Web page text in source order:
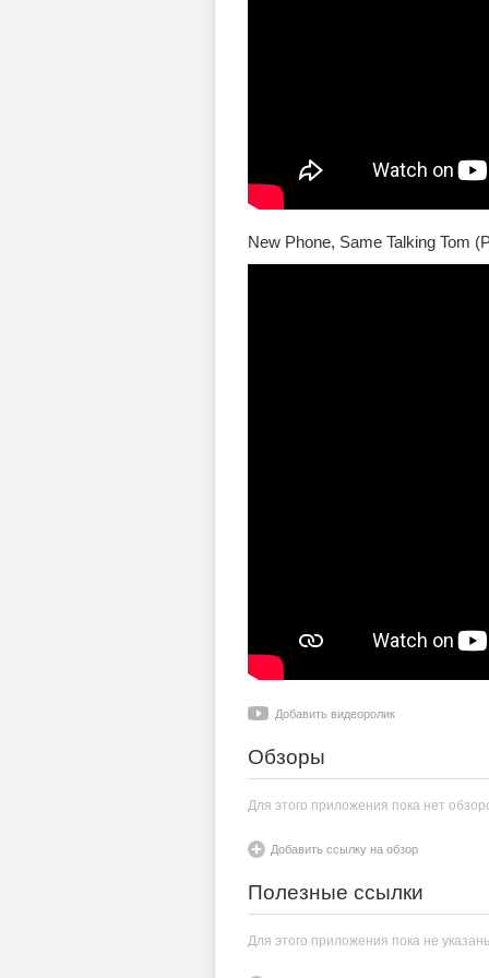
New Phone, Same Talking Tom
Добавить видеоролик
Обзоры
Для этого приложения пока нет
Добавить ссылку на обзор
Полезные ссылки
Для этого приложения пока не